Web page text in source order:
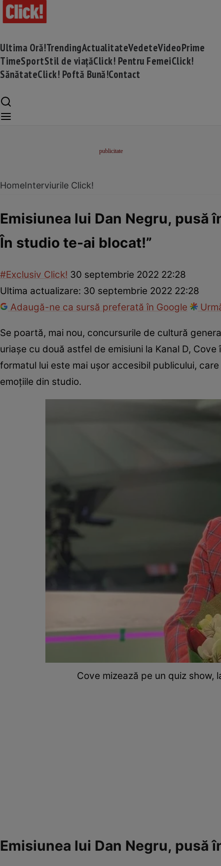
Ultima Oră!TrendingActualitateVedeteVideoPrime
TimeSportStil de viațăClick! Pentru FemeiClick!
SănătateClick! Poftă Bună!Contact
HomeInterviurile Click!
Emisiunea lui Dan Negru, pusă
În studio te-ai blocat!”
#Exclusiv Click! 30 septembrie 2022 22:28
Ultima actualizare: 30 septembrie 2022 22:28
Adaugă-ne ca sursă preferată în Google
Se poartă, mai nou, concursurile de cultură
uriașe cu două astfel de emisiuni la Kanal D,
formatul lui este mai ușor accesibil publicului,
emoțiile din studio.
Cove mizează pe un quiz show,
Emisiunea lui Dan Negru, pusă